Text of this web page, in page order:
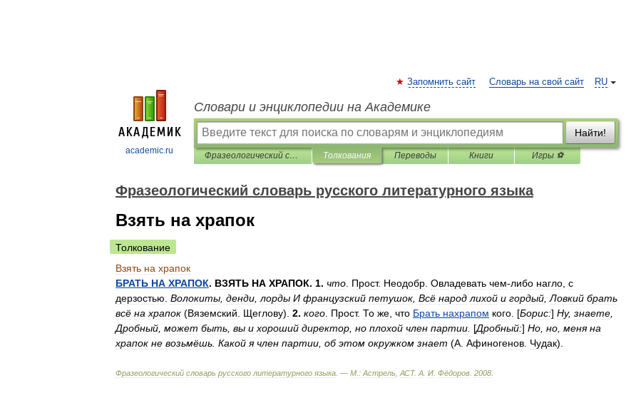
academic.ru
RU
Запомнить сайт Словарь на свой сайт
Словари и энциклопедии на Академике
Найти!
Фразеологический словарь русского литературного языка Толкования Переводы Книги Игры ⚽
Фразеологический словарь русского литературного языка
Взять на храпок
Толкование
Взять на храпок
БРАТЬ НА ХРАПОК. ВЗЯТЬ НА ХРАПОК. 1. что Прост. Неодобр Овладевать чем-либо нагло с
дерзостью Волокиты денди лорды И французский петушок Всё народ лихой и гордый Ловкий брать
всё на храпок (Вяземский Щеглову). 2. кого Прост. То же что Брать нахрапом кого . [Борис:] Ну, знаете
Дробный может быть вы и хороший директор но плохой член партии [Дробный:] Но но меня на
храпок не возьмёшь Какой я член партии об этом окружком знает (А Афиногенов Чудак).
Фразеологический словарь русского литературного языка . — М : Астрель АСТ. А И Фёдоров 2008